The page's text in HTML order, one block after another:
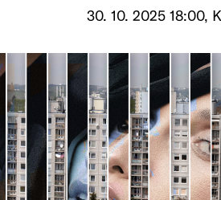
Vše o ČT
30. 10. 2025 18:00,